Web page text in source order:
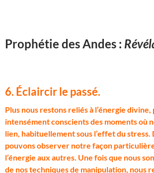
Prophétie des Andes :
6. Éclaircir le passé.
Plus nous restons reliés à l’énergie divine,
intensément conscients des moments où
lien, habituellement sous l’effet du stress.
pouvons observer notre façon
l’énergie aux autres. Une fois que nous
de nos techniques de manipulation, nous